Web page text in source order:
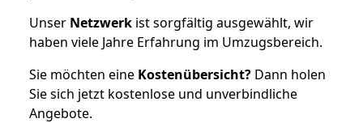
Unser Netzwerk ist sorgfältig ausgewählt, wir
haben viele Jahre Erfahrung im Umzugsbereich.
Sie möchten eine Kostenübersicht? Dann holen
Sie sich jetzt kostenlose und unverbindliche
Angebote.